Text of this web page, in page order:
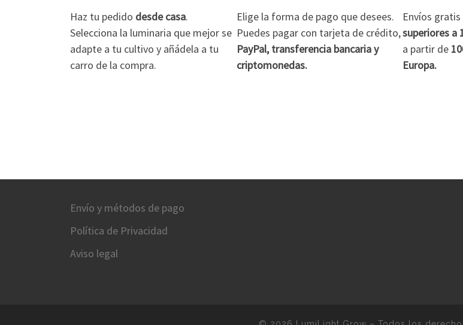
Haz tu pedido desde casa.
Selecciona la luminaria que mejor se
adapte a tu cultivo y añádela a tu
carro de la compra.
Elige la forma de pago que desees.
Puedes pagar con tarjeta de crédito,
PayPal, transferencia bancaria y
criptomonedas.
Envíos
superiores a
a partir de
Europa.
Envío y métodos de pago
Política de Privacidad
Aviso legal